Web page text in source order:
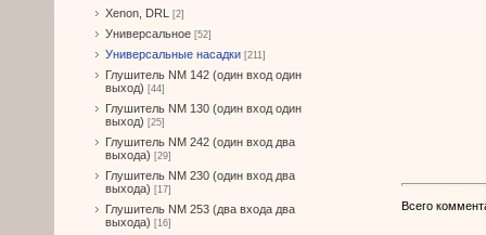
Xenon, DRL [2]
Универсальное [52]
Универсальные насадки [211]
Глушитель NM 142 (один вход один
выход) [44]
Глушитель NM 130 (один вход один
выход) [25]
Глушитель NM 242 (один вход два
выхода) [29]
Глушитель NM 230 (один вход два
выхода) [17]
Глушитель NM 253 (два входа два
выхода) [16]
Всего